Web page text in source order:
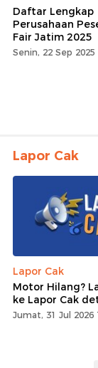
Daftar Lengkap
Perusahaan
Fair Jatim 2025
Senin, 22 Sep 2025
Lapor Cak
Lapor Cak
Motor Hilang?
ke Lapor Cak
Jumat, 31 Jul 2026